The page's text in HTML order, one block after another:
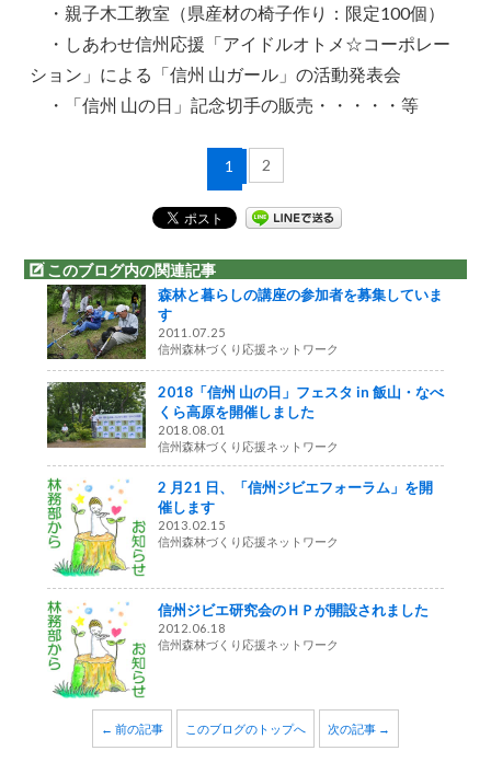
・親子木工教室（県産材の椅子作り：限定100個）
・しあわせ信州応援「アイドルオトメ☆コーポレー
ション」による「信州 山ガール」の活動発表会
・「信州 山の日」記念切手の販売・・・・・等
1 2
このブログ内の関連記事
森林と暮らしの講座の参加者を募集していま
す
2011.07.25
信州森林づくり応援ネットワーク
2018「信州 山の日」フェスタ in 飯山・なべ
くら高原を開催しました
2018.08.01
信州森林づくり応援ネットワーク
2 月21 日、「信州ジビエフォーラム」を開
催します
2013.02.15
信州森林づくり応援ネットワーク
信州ジビエ研究会のＨＰが開設されました
2012.06.18
信州森林づくり応援ネットワーク
← 前の記事 このブログのトップへ 次の記事 →